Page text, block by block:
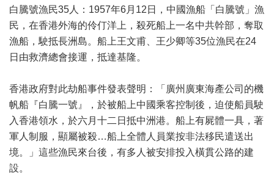
白騰號漁民35人：1957年6月12日，中國漁船「白騰號」漁
民，在香港外海的伶仃洋上，殺死船上一名中共幹部，奪取
漁船，駛抵長洲島。船上王文甫、王少卿等35位漁民在24
日由救濟總會接運，抵達基隆。
香港政府對此劫船事件發表聲明：「廣州廣東海產公司的機
帆船『白騰一號』，於被船上中國乘客控制後，迫使船員駛
入香港領水，於六月十二日抵中洲港。船上有屍體一具，著
軍人制服，顯屬被殺…船上全體人員業按非法移民遣送出
境。」這些漁民來台後，有多人被安排投入橫貫公路的建
設。